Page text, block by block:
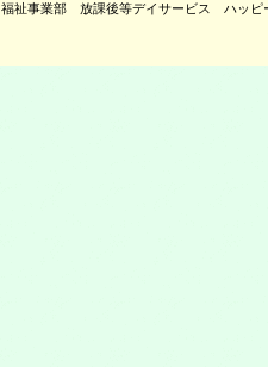
福祉事業部 放課後等デイサービス ハッピ